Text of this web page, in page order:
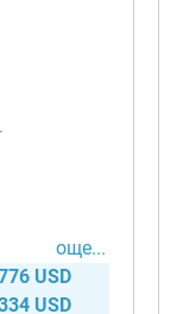
още...
USD
USD